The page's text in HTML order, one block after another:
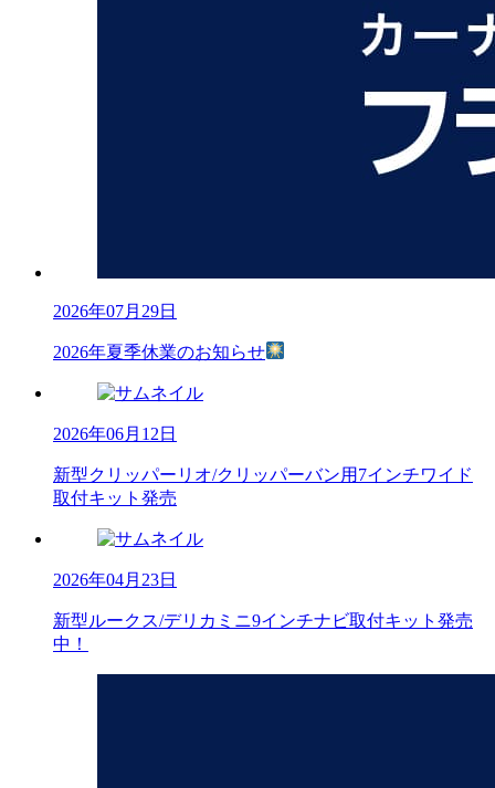
2026年07月29日
2026年夏季休業のお知らせ
2026年06月12日
新型クリッパーリオ/クリッパーバン用7インチワイド
取付キット発売
2026年04月23日
新型ルークス/デリカミニ9インチナビ取付キット発売
中！